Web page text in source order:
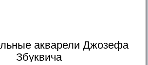
акварели Джозефа
Збуквича